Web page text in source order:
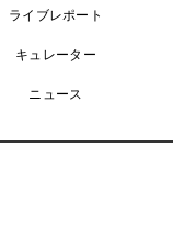
ライブレポート
キュレーター
ニュース